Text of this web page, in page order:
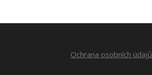
Ochrana osobních údajů